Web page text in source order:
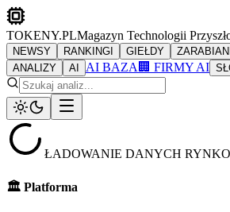
TOKENY.PLMagazyn Technologii
NEWSY RANKINGI GIEŁDY
ANALIZY
AI AI BAZA 🏢 FIRMY AI
ŁADOWANIE DANYCH
🏛️ Platforma